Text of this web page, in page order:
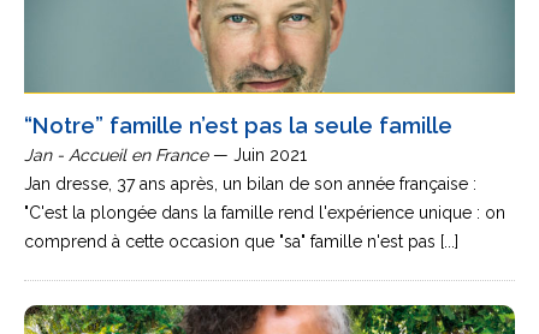
“Notre” famille n’est pas la seule famille
Jan - Accueil en France— Juin 2021
Jan dresse, 37 ans après, un bilan de son année française :
"C'est la plongée dans la famille rend l'expérience unique : on
comprend à cette occasion que "sa" famille n'est pas [...]